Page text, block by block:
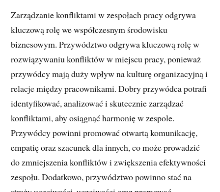
Zarządzanie konfliktami w zespołach pracy odgrywa
kluczową rolę we współczesnym środowisku
biznesowym. Przywództwo odgrywa kluczową rolę w
rozwiązywaniu konfliktów w miejscu pracy, ponieważ
przywódcy mają duży wpływ na kulturę organizacyjną i
relacje między pracownikami. Dobry przywódca potrafi
identyfikować, analizować i skutecznie zarządzać
konfliktami, aby osiągnąć harmonię w zespole.
Przywódcy powinni promować otwartą komunikację,
empatię oraz szacunek dla innych, co może prowadzić
do zmniejszenia konfliktów i zwiększenia efektywności
zespołu. Dodatkowo, przywództwo powinno stać na